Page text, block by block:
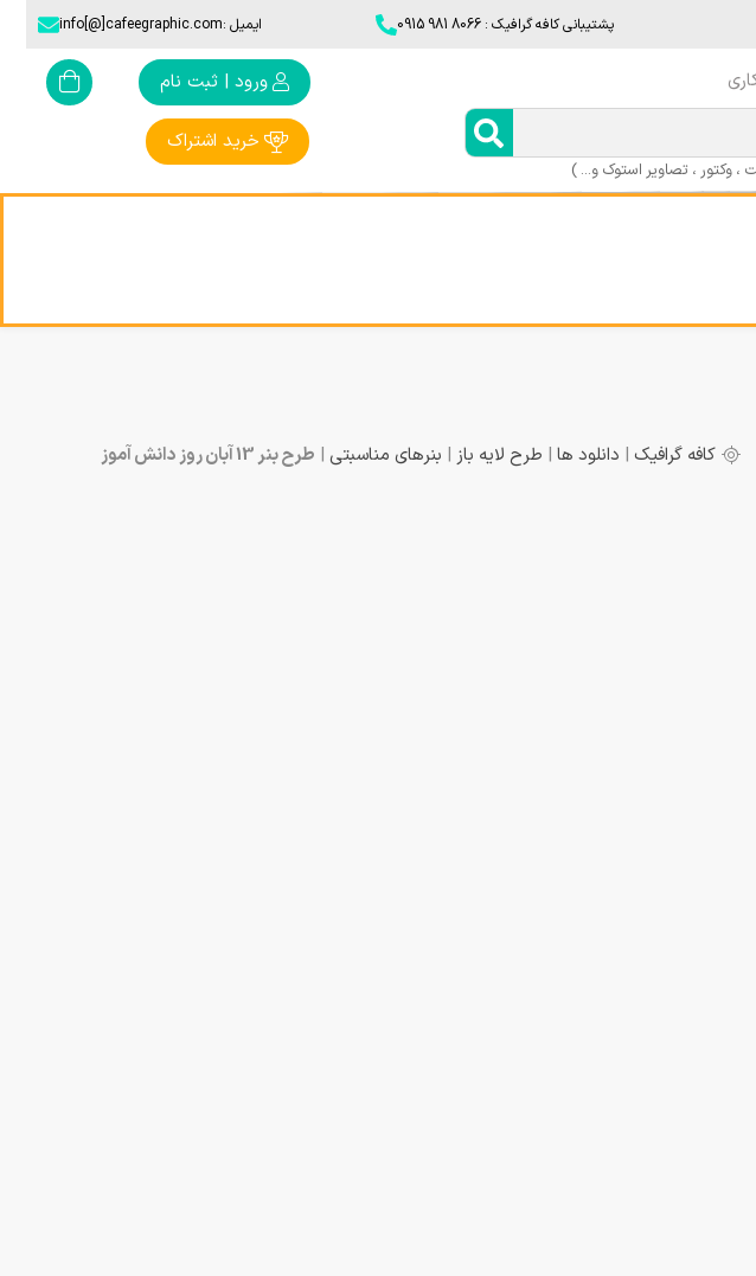
پشتیبانی کافه گرافیک : 8066 981 0915​ ایمیل :info[@]cafeegraphic.com
ورود | ثبت نام
، وکتور ، تصاویر استوک و... )
خرید اشتراک
کافه گرافیک| دانلود ها| طرح لایه باز | بنرهای مناسبتی | طرح بنر 13 آبان روز دانش آموز